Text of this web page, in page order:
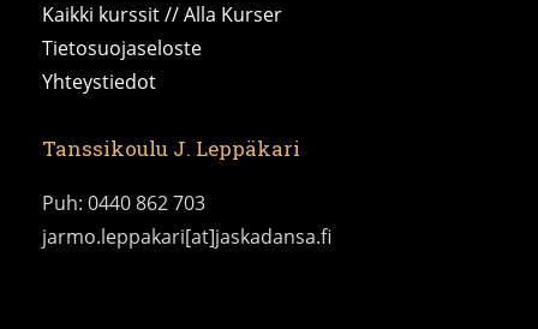
Kaikki kurssit // Alla Kurser
Tietosuojaseloste
Yhteystiedot
Tanssikoulu J. Leppäkari
Puh: 0440 862 703
jarmo.leppakari[at]jaskadansa.fi